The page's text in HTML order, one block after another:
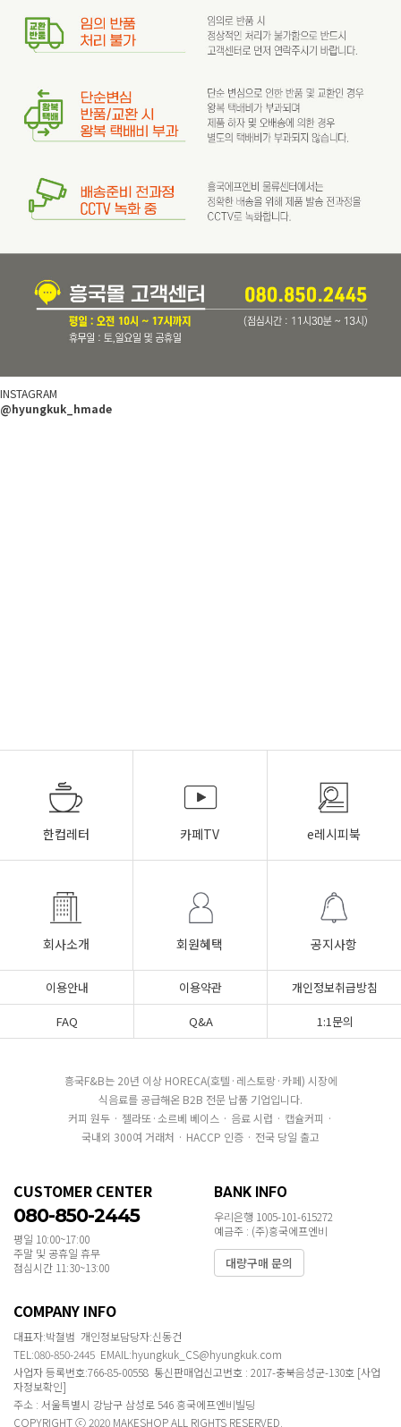
INSTAGRAM
@hyungkuk_hmade
한컵레터 카페TV e레시피북
회사소개 회원혜택 공지사항
이용안내 이용약관
개인정보취급방침
FAQ
Q&A 1:1문의
흥국F&B는 20년 이상 HORECA(호텔·레스토랑·카페) 시장에
식음료를 공급해온 B2B 전문 납품 기업입니다.
커피 원두 · 젤라또·소르베 베이스 · 음료 시럽 · 캡슐커피 ·
국내외 300여 거래처 · HACCP 인증 · 전국 당일 출고
CUSTOMER CENTER
080-850-2445
평일 10:00~17:00
주말 및 공휴일 휴무
점심시간 11:30~13:00
BANK INFO
우리은행 1005-101-615272
예금주 : (주)흥국에프엔비
대량구매 문의
COMPANY INFO
대표자:박철범 개인정보담당자:신동건
TEL:080-850-2445 EMAIL:hyungkuk_CS@hyungkuk.com
사업자 등록번호:766-85-00558 통신판매업신고번호 : 2017-충북음성군-130호 [사업
자정보확인]
주소 : 서울특별시 강남구 삼성로 546 흥국에프엔비빌딩
COPYRIGHT ⓒ 2020 MAKESHOP ALL RIGHTS RESERVED.